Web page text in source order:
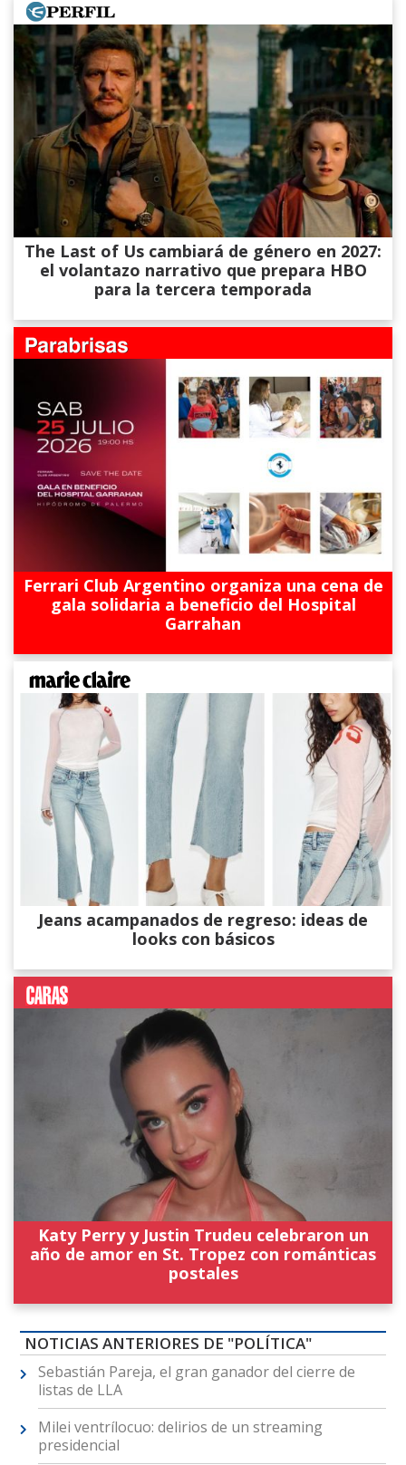
The Last of Us cambiará de género en 2027:
el volantazo narrativo que prepara HBO
para la tercera temporada
Ferrari Club Argentino organiza una cena de
gala solidaria a beneficio del Hospital
Garrahan
Jeans acampanados de regreso: ideas de
looks con básicos
Katy Perry y Justin Trudeu celebraron un
año de amor en St. Tropez con románticas
postales
NOTICIAS ANTERIORES DE "POLÍTICA"
Sebastián Pareja, el gran ganador del cierre de
listas de LLA
Milei ventrílocuo: delirios de un streaming
presidencial